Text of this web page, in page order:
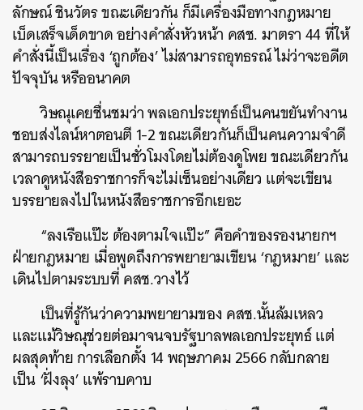
ลักษณ์ ชินวัตร ขณะเดียวกัน ก็มีเครื่องมือทางกฎหมาย
เบ็ดเสร็จเด็ดขาด อย่างคำสั่งหัวหน้า คสช. มาตรา 44 ที่ให้
คำสั่งนี้เป็นเรื่อง ‘ถูกต้อง’ ไม่สามารถอุทธรณ์ ไม่ว่าจะอดีต
ปัจจุบัน หรืออนาคต
วิษณุเคยชื่นชมว่า พลเอกประยุทธ์เป็นคนขยันทำงาน
ชอบส่งไลน์หาตอนตี 1-2 ขณะเดียวกันก็เป็นคนความจำดี
สามารถบรรยายเป็นชั่วโมงโดยไม่ต้องดูโพย ขณะเดียวกัน
เวลาดูหนังสือราชการก็จะไม่เซ็นอย่างเดียว แต่จะเขียน
บรรยายลงไปในหนังสือราชการอีกเยอะ
“ลงเรือแป๊ะ ต้องตามใจแป๊ะ” คือคำของรองนายกฯ
ฝ่ายกฎหมาย เมื่อพูดถึงการพยายามเขียน ‘กฎหมาย’ และ
เดินไปตามระบบที่ คสช.วางไว้
เป็นที่รู้กันว่าความพยายามของ คสช.นั้นล้มเหลว
และแม้วิษณุช่วยต่อมาจนจบรัฐบาลพลเอกประยุทธ์ แต่
ผลสุดท้าย การเลือกตั้ง 14 พฤษภาคม 2566 กลับกลาย
เป็น ‘ฝั่งลุง’ แพ้ราบคาบ